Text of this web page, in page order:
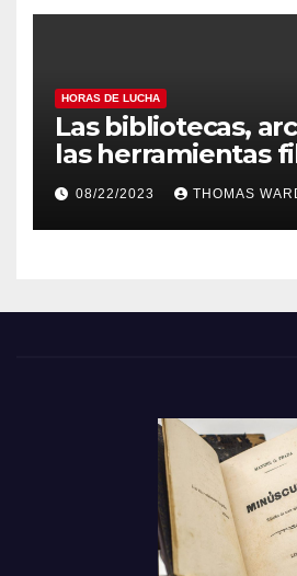
HORAS DE LUCHA
Las bibliotecas,
las herramientas
Horas de lucha
08/22/2023 THOMAS